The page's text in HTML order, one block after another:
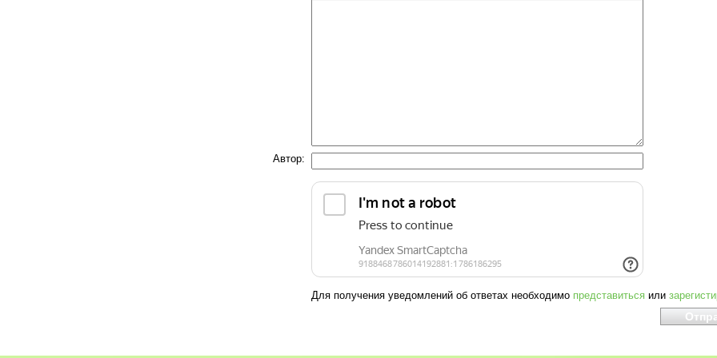
Автор:
Для получения уведомлений об ответах необходимо представиться или